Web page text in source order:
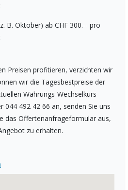
B. Oktober) ab CHF 300.-- pro
Preisen profitieren, verzichten wir
wir die Tagesbestpreise der
Währungs-Wechselkurs
044 492 42 66 an, senden Sie uns
das Offertenanfrageformular aus,
zu erhalten.